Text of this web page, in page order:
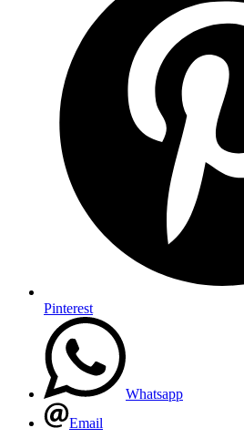
Pinterest
Whatsapp
Email